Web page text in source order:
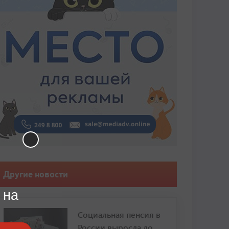
Другие новости
Социальная пенсия в